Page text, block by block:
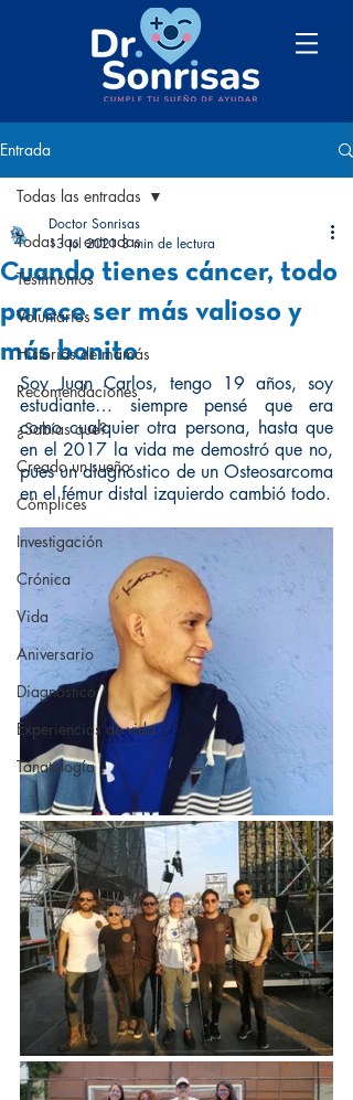
Entrada
Todas las entradas
Testimonios
Voluntarios
Historias de mamás
Recomendaciones
¿Sabías que?
Creado un sueño
Cómplices
Investigación
Crónica
Vida
Aniversario
Diagnóstico
Experiencias de vida
Tanatología
Todas las entradas
Cuando tienes cáncer, todo
parece ser más valioso y
más bonito
Doctor Sonrisas
13 jul 2021 3 min de lectura
Soy Juan Carlos, tengo 19 años, soy
estudiante… siempre pensé que era
como cualquier otra persona, hasta que
en el 2017 la vida me demostró que no,
pues un diagnóstico de un Osteosarcoma
en el fémur distal izquierdo cambió todo.